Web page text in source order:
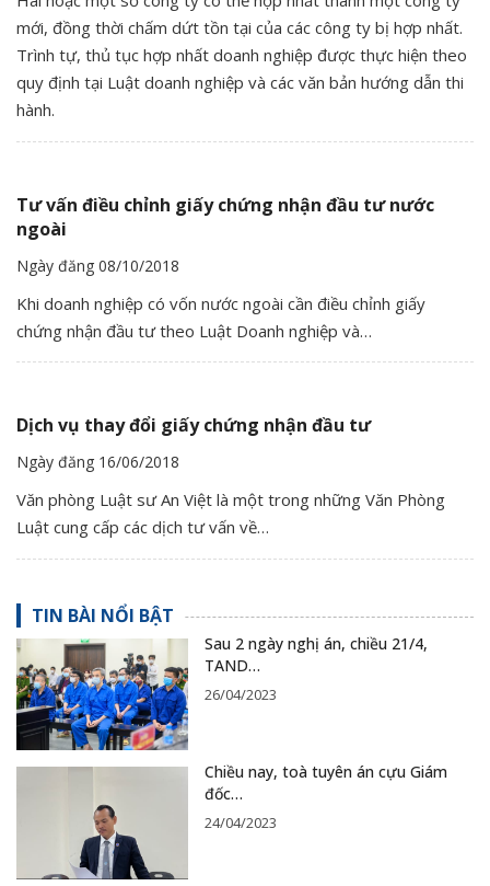
mới, đồng thời chấm dứt tồn tại của các công ty bị hợp nhất.
Trình tự, thủ tục hợp nhất doanh nghiệp được thực hiện theo
quy định tại Luật doanh nghiệp và các văn bản hướng dẫn thi
hành.
Tư vấn điều chỉnh giấy chứng nhận đầu tư nước
ngoài
Ngày đăng 08/10/2018
Khi doanh nghiệp có vốn nước ngoài cần điều chỉnh giấy
chứng nhận đầu tư theo Luật Doanh nghiệp và…
Dịch vụ thay đổi giấy chứng nhận đầu tư
Ngày đăng 16/06/2018
Văn phòng Luật sư An Việt là một trong những Văn Phòng
Luật cung cấp các dịch tư vấn về…
TIN BÀI NỔI BẬT
Sau 2 ngày nghị án, chiều 21/4,
TAND…
26/04/2023
Chiều nay, toà tuyên án cựu Giám
đốc…
24/04/2023